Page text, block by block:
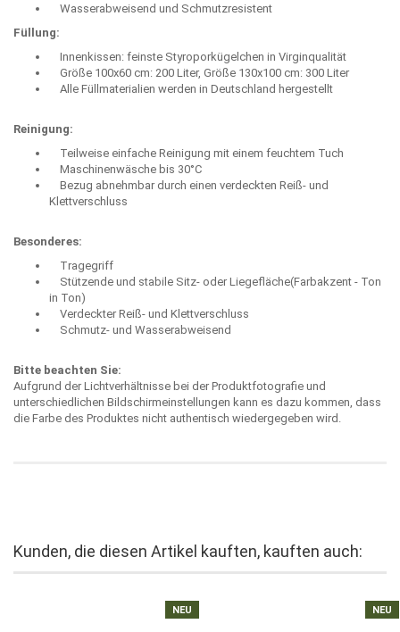
Wasserabweisend und Schmutzresistent
Füllung:
Innenkissen: feinste Styroporkügelchen in Virginqualität
Größe 100x60 cm: 200 Liter, Größe 130x100 cm: 300 Liter
Alle Füllmaterialien werden in Deutschland hergestellt
Reinigung:
Teilweise einfache Reinigung mit einem feuchtem Tuch
Maschinenwäsche bis 30°C
Bezug abnehmbar durch einen verdeckten Reiß- und
Klettverschluss
Besonderes:
Tragegriff
Stützende und stabile Sitz- oder Liegefläche(Farbakzent - Ton
in Ton)
Verdeckter Reiß- und Klettverschluss
Schmutz- und Wasserabweisend
Bitte beachten Sie:
Aufgrund der Lichtverhältnisse bei der Produktfotografie und
unterschiedlichen Bildschirmeinstellungen kann es dazu kommen, dass
die Farbe des Produktes nicht authentisch wiedergegeben wird.
Kunden, die diesen Artikel kauften, kauften auch:
NEU NEU